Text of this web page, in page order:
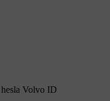
hesla Volvo ID